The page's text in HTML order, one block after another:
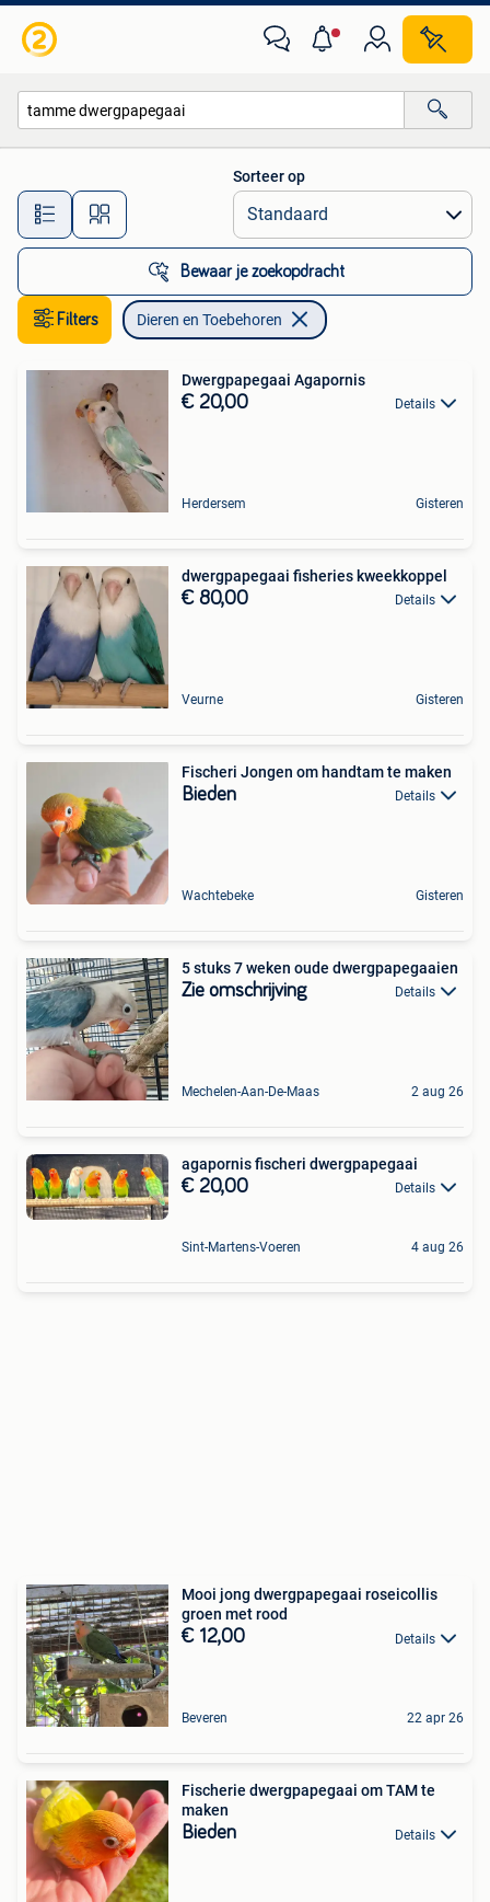
Alle afstanden…
Sorteer op
Bewaar je zoekopdracht
Filters Dieren en Toebehoren
Dwergpapegaai Agapornis
€ 20,00 Details
Herdersem Gisteren
dwergpapegaai fisheries kweekkoppel
€ 80,00 Details
Veurne Gisteren
Fischeri Jongen om handtam te maken
Bieden Details
Wachtebeke Gisteren
5 stuks 7 weken oude dwergpapegaaien
Zie omschrijving Details
Mechelen-Aan-De-Maas 2 aug 26
agapornis fischeri dwergpapegaai
€ 20,00 Details
Sint-Martens-Voeren 4 aug 26
Mooi jong dwergpapegaai roseicollis
groen met rood
€ 12,00 Details
Beveren 22 apr 26
Fischerie dwergpapegaai om TAM te
maken
Bieden Details